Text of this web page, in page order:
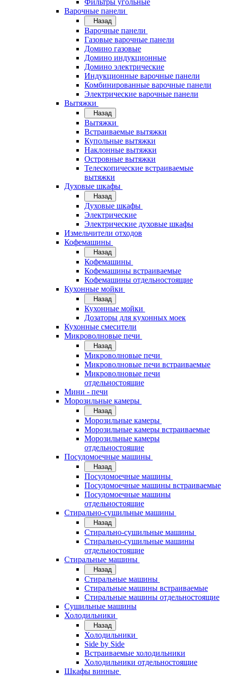
Фильтры угольные
Варочные панели
Назад
Варочные панели
Газовые варочные панели
Домино газовые
Домино индукционные
Домино электрические
Индукционные варочные панели
Комбинированные варочные панели
Электрические варочные панели
Вытяжки
Назад
Вытяжки
Встраиваемые вытяжки
Купольные вытяжки
Наклонные вытяжки
Островные вытяжки
Телескопические встраиваемые
вытяжки
Духовые шкафы
Назад
Духовые шкафы
Электрические
Электрические духовые шкафы
Измельчители отходов
Кофемашины
Назад
Кофемашины
Кофемашины встраиваемые
Кофемашины отдельностоящие
Кухонные мойки
Назад
Кухонные мойки
Дозаторы для кухонных моек
Кухонные смесители
Микроволновые печи
Назад
Микроволновые печи
Микроволновые печи встраиваемые
Микроволновые печи
отдельностоящие
Мини - печи
Морозильные камеры
Назад
Морозильные камеры
Морозильные камеры встраиваемые
Морозильные камеры
отдельностоящие
Посудомоечные машины
Назад
Посудомоечные машины
Посудомоечные машины встраиваемые
Посудомоечные машины
отдельностоящие
Стирально-сушильные машины
Назад
Стирально-сушильные машины
Стирально-сушильные машины
отдельностоящие
Стиральные машины
Назад
Стиральные машины
Стиральные машины встраиваемые
Стиральные машины отдельностоящие
Сушильные машины
Холодильники
Назад
Холодильники
Side by Side
Встраиваемые холодильники
Холодильники отдельностоящие
Шкафы винные